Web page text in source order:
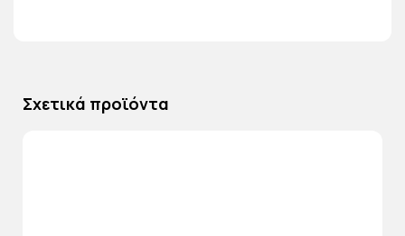
Σχετικά προϊόντα